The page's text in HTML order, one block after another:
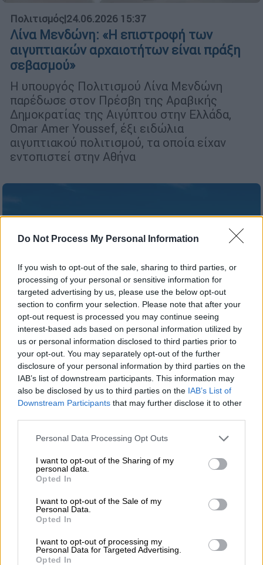
Do Not Process My Personal Information
If you wish to opt-out of the sale, sharing to third parties, or
processing of your personal or sensitive information for
targeted advertising by us, please use the below opt-out
section to confirm your selection. Please note that after your
opt-out request is processed you may continue seeing
interest-based ads based on personal information utilized by
us or personal information disclosed to third parties prior to
your opt-out. You may separately opt-out of the further
disclosure of your personal information by third parties on the
IAB’s list of downstream participants. This information may
also be disclosed by us to third parties on the IAB’s List of
Downstream Participants that may further disclose it to other
Please note that this website/app uses one or more Google
not limited to your visit or usage behaviour. You may click to
grant or deny consent to Google and its third-party tags to
use your data for below specified purposes in below Google
consent section.
Personal Data Processing Opt Outs
I want to opt-out of the Sharing of my
personal data.
Opted In
I want to opt-out of the Sale of my
Personal Data.
Opted In
I want to opt-out of processing my
Personal Data for Targeted Advertising.
Opted In
Πολιτισμός|24.06.2026 15:37
Λίνα Μενδώνη: «Η επιστροφή των
αιγυπτιακών αρχαιοτήτων είναι πράξη
σεβασμού»
Η υπουργός Πολιτισμού Λίνα Μενδώνη
παρέδωσε στον Πρέσβη της Αραβικής
Δημοκρατίας της Αιγύπτου στην Ελλάδα,
Omar Amer Youssef, έξι ειδώλια
αιγυπτιακού πολιτισμού, τα οποία είχαν
εντοπιστεί στην Αθήνα
Ελλάδα 18.06.2026 13:26
Ιστορική ημέρα: Συμπληρώθηκε το
δυτικό αέτωμα του Παρθενώνα μετά
από 220 χρόνια
Για πρώτη φορά μετά από περίπου 220
χρόνια, η δυτική όψη του Παρθενώνα
αποδίδεται από το υπουργείο Πολιτισμού
στην πληρέστερη δυνατή μορφή της